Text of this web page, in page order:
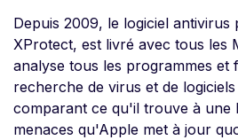
Depuis 2009, le logiciel
XProtect, est livré avec tous les
analyse tous les programmes et
recherche de virus et de
comparant ce qu'il trouve à une
menaces qu'Apple met à jour